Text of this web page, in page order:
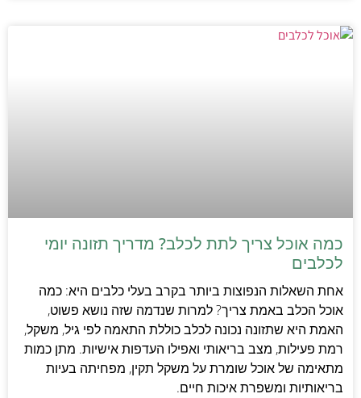
כמה אוכל צריך לתת לכלב? מדריך תזונה יומי
לכלבים
אחת השאלות הנפוצות ביותר בקרב בעלי כלבים היא: כמה
אוכל הכלב באמת צריך? למרות שנדמה שזה נושא פשוט,
האמת היא שתזונה נכונה לכלב כוללת התאמה לפי גיל, משקל,
רמת פעילות, מצב בריאותי ואפילו העדפות אישיות. מתן כמות
מתאימה של אוכל שומרת על משקל תקין, מפחיתה בעיות
בריאותיות ומשפרת איכות חיים.